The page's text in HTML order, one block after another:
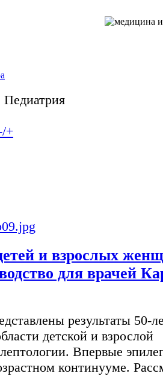
Педиатрия
+
и взрослых
для врачей
результаты 50-
детской и взрослой
Впервые
континууме.